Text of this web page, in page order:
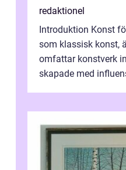
redaktionel
Introduktion Konst
som klassisk konst,
omfattar konstverk
skapade med